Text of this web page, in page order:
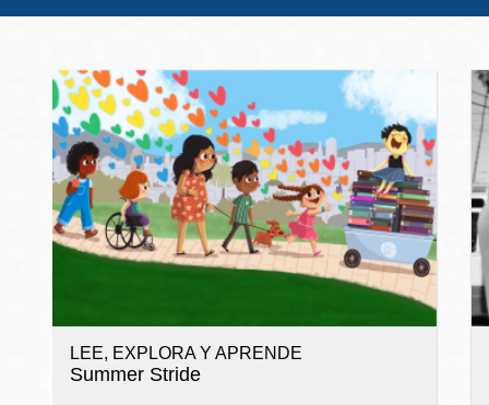
Biblioteca Pública de San
LEE, EXPLORA Y APRENDE
Summer Stride